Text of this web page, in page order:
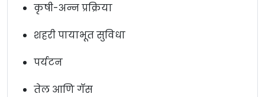
कृषी-अन्न प्रक्रिया
शहरी पायाभूत सुविधा
पर्यटन
तेल आणि गॅस